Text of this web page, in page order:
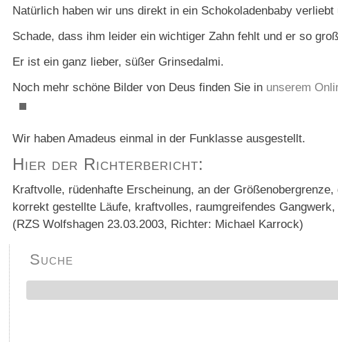
Natürlich haben wir uns direkt in ein Schokoladenbaby verliebt
Schade, dass ihm leider ein wichtiger Zahn fehlt und er so
Er ist ein ganz lieber, süßer Grinsedalmi.
Noch mehr schöne Bilder von Deus finden Sie in unserem
Wir haben Amadeus einmal in der Funklasse ausgestellt.
Hier der Richterbericht:
Kraftvolle, rüdenhafte Erscheinung, an der
korrekt gestellte Läufe, kraftvolles, raumgreifendes
(RZS Wolfshagen 23.03.2003, Richter: Michael Karrock)
Suche